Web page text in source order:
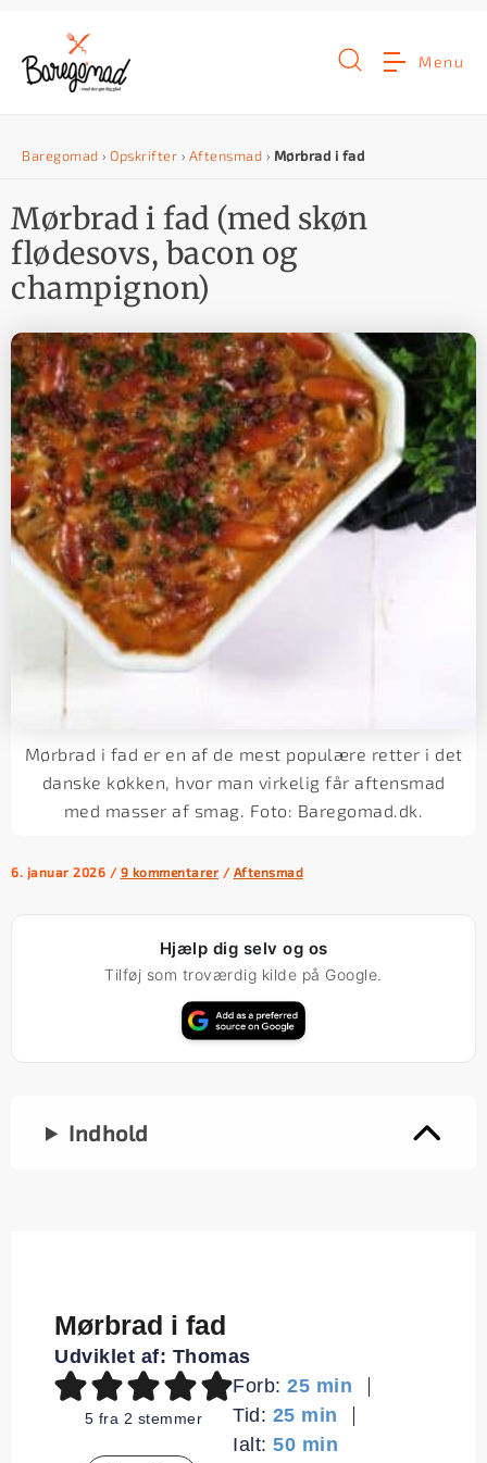
n
h
o
d
e
Menu
Baregomad › Opskrifter › Aftensmad › Mørbrad i fad
Mørbrad i fad (med skøn
flødesovs, bacon og
champignon)
Mørbrad i fad er en af de mest populære retter i det
danske køkken, hvor man virkelig får aftensmad
med masser af smag. Foto: Baregomad.dk.
6. januar 2026 / 9 kommentarer / Aftensmad
Hjælp dig selv og os
Tilføj som troværdig kilde på Google.
Indhold
Mørbrad i fad
Udviklet af: Thomas
5 fra 2 stemmer
Forb:25minutter
min
Tid: 25minutter
min
Ialt:50minutter
min